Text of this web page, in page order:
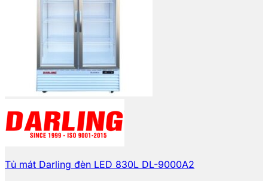
Tủ mát Darling đèn LED 830L DL-9000A2